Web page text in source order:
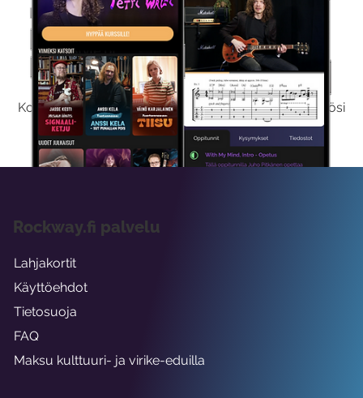
Kokeile Ilmaiseksi
Kokeilemalla ilmaiseksi saat koko sisältömme käyttöösi
viikon ajaksi.
Rockway.fi palvelu
Lahjakortit
Käyttöehdot
Tietosuoja
FAQ
Maksu kulttuuri- ja virike-eduilla